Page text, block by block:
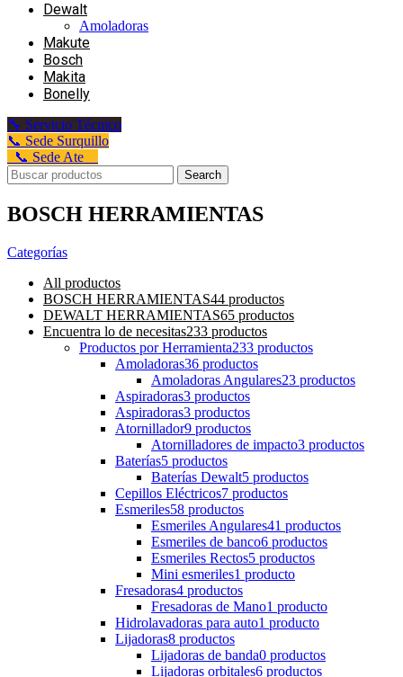
Dewalt
Amoladoras
Makute
Bosch
Makita
Bonelly
🔧 Servicio Técnico
📞 Sede Surquillo
📞 Sede Ate
Search
BOSCH HERRAMIENTAS
Categorías
All productos
BOSCH HERRAMIENTAS44 productos
DEWALT HERRAMIENTAS65 productos
Encuentra lo de necesitas233 productos
Productos por Herramienta233 productos
Amoladoras36 productos
Amoladoras Angulares23 productos
Aspiradoras3 productos
Aspiradoras3 productos
Atornillador9 productos
Atornilladores de impacto3 productos
Baterías5 productos
Baterías Dewalt5 productos
Cepillos Eléctricos7 productos
Esmeriles58 productos
Esmeriles Angulares41 productos
Esmeriles de banco6 productos
Esmeriles Rectos5 productos
Mini esmeriles1 producto
Fresadoras4 productos
Fresadoras de Mano1 producto
Hidrolavadoras para auto1 producto
Lijadoras8 productos
Lijadoras de banda0 productos
Lijadoras orbitales6 productos